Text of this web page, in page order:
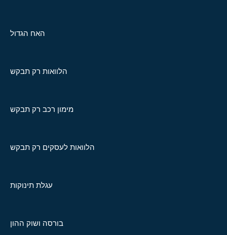
האח הגדול
הלוואות רק תבקש
מימון רכב רק תבקש
הלוואות לעסקים רק תבקש
עגלת תינוקות
בורסה ושוק ההון